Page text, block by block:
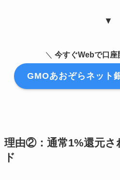
▼
＼ 今すぐWebで口座
GMOあおぞらネット
理由②：通常1%還元さ
ド